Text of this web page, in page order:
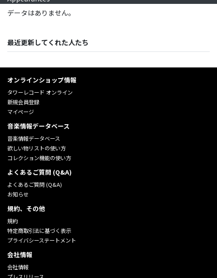
データはありません。
最近更新してくれた人たち
オンラインショップ情報
タワーレコード オンライン
新規会員登録
マイページ
音楽情報データベース
音楽情報データベース
欲しい物リストの使い方
コレクション機能の使い方
よくあるご質問 (Q&A)
よくあるご質問 (Q&A)
お知らせ
規約、その他
規約
特定商取引法に基づく表示
プライバシーステートメント
会社情報
会社情報